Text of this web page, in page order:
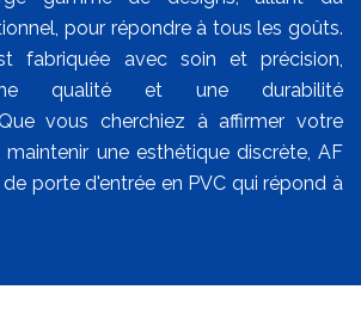
pour répondre à tous les goûts.
fabriquée avec soin et précision,
qualité et une durabilité
vous cherchiez à affirmer votre
une esthétique discrète, AF
porte d'entrée en PVC qui répond à